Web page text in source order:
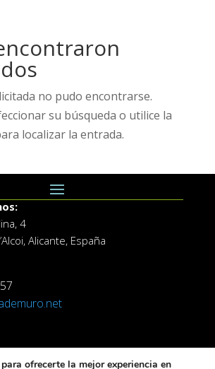
no pudo encontrarse.
su búsqueda o utilice la
localizar la entrada.
4
Alicante, España
ofrecerte la mejor experiencia en